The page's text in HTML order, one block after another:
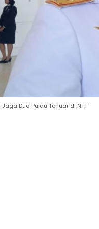
Dua Pulau Terluar di NTT